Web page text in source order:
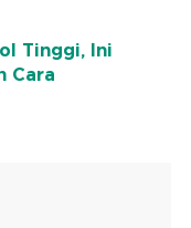
Tinggi, Ini
Cara